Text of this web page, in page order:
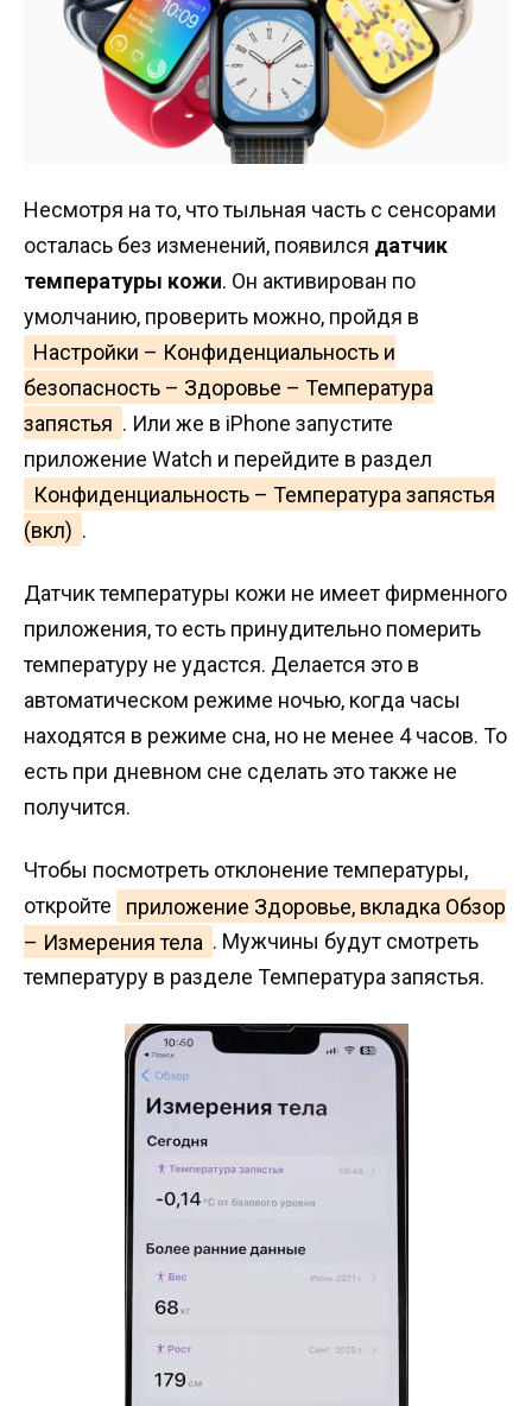
Несмотря на то, что тыльная часть с сенсорами
осталась без изменений, появился датчик
температуры кожи. Он активирован по
умолчанию, проверить можно, пройдя в
Настройки – Конфиденциальность и
безопасность – Здоровье – Температура
запястья . Или же в iPhone запустите
приложение Watch и перейдите в раздел
Конфиденциальность – Температура запястья
(вкл) .
Датчик температуры кожи не имеет фирменного
приложения, то есть принудительно померить
температуру не удастся. Делается это в
автоматическом режиме ночью, когда часы
находятся в режиме сна, но не менее 4 часов. То
есть при дневном сне сделать это также не
получится.
Чтобы посмотреть отклонение температуры,
откройте
приложение Здоровье, вкладка Обзор
– Измерения тела . Мужчины будут смотреть
температуру в разделе Температура запястья.